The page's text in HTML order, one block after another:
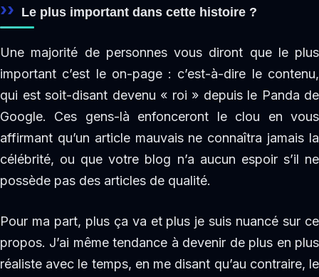
Le plus important dans cette histoire ?
Une majorité de personnes vous diront que le plus
important c’est le on-page : c’est-à-dire le contenu,
qui est soit-disant devenu « roi » depuis le Panda de
Google. Ces gens-là enfonceront le clou en vous
affirmant qu’un article mauvais ne connaîtra jamais la
célébrité, ou que votre blog n’a aucun espoir s’il ne
possède pas des articles de qualité.
Pour ma part, plus ça va et plus je suis nuancé sur ce
propos. J’ai même tendance à devenir de plus en plus
réaliste avec le temps, en me disant qu’au contraire, le